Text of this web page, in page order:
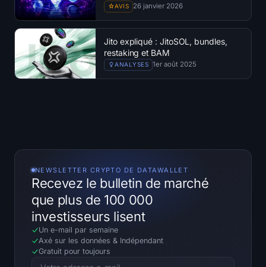
Carte thermique de l'ETH
Carte thermique SOL
Carte thermique de HYPE
Altcoin Season Index
Indice de Peur et de Cupidité
Carte thermique du RSI
AVIS 26 janvier 2026
Jito expliqué : JitoSOL, bundles,
restaking et BAM
ANALYSES 1er août 2025
NEWSLETTER CRYPTO DE DATAWALLET
Recevez le bulletin de marché
que plus de 100 000
investisseurs lisent
Un e-mail par semaine
Axé sur les données & Indépendant
Gratuit pour toujours